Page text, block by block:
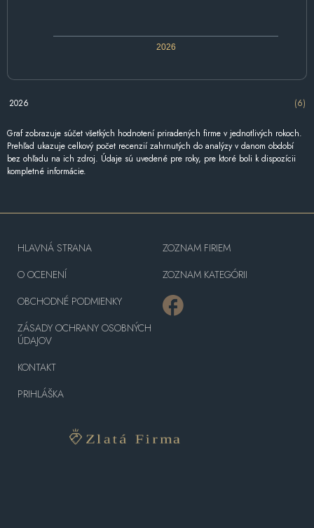
2026
2026 (6)
Graf zobrazuje súčet všetkých hodnotení priradených firme v jednotlivých rokoch.
Prehľad ukazuje celkový počet recenzií zahrnutých do analýzy v danom období
bez ohľadu na ich zdroj. Údaje sú uvedené pre roky, pre ktoré boli k dispozícii
kompletné informácie.
HLAVNÁ STRANA
O OCENENÍ
OBCHODNÉ PODMIENKY
ZÁSADY OCHRANY OSOBNÝCH
ÚDAJOV
KONTAKT
PRIHLÁŠKA
ZOZNAM FIRIEM
ZOZNAM KATEGÓRII